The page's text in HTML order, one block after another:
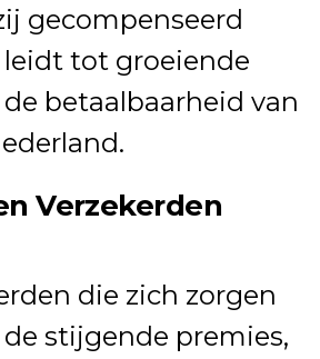
gecompenseerd
tot groeiende
betaalbaarheid van
Verzekerden
die zich zorgen
stijgende premies,